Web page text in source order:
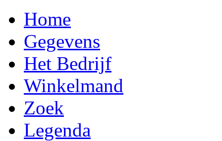
Home
Gegevens
Het Bedrijf
Winkelmand
Zoek
Legenda